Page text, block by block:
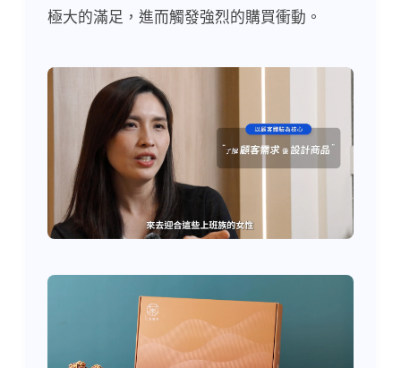
極大的滿足，進而觸發強烈的購買衝動。